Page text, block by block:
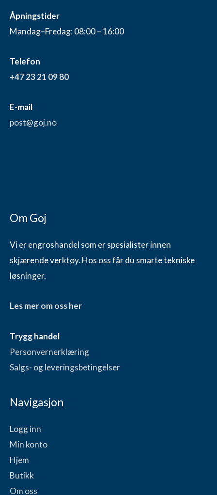
Åpningstider
Mandag–Fredag: 08:00 – 16:00
Telefon
+47 23 21 09 80
E-mail
post@goj.no
Om Goj
Vi er engroshandel som er spesialister innen
skjærende verktøy. Hos oss får du smarte tekniske
løsninger.
Les mer om oss her
Trygg handel
Personvernerklæring
Salgs- og leveringsbetingelser
Navigasjon
Logg inn
Min konto
Hjem
Butikk
Om oss